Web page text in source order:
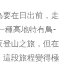
在日出前，走
種高地特有鳥-
山之旅，但在
這段旅程變得極